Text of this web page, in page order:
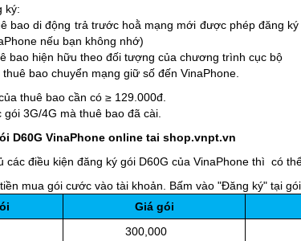
ký:
bao di động trả trước hoằ mạng mới được phép đăng
nếu bạn không nhớ)
bao hiện hữu theo đối tượng của chương trình cục bộ
bao chuyển mạng giữ số đến VinaPhone.
thuê bao cần có ≥ 129.000đ.
3G/4G mà thuê bao đã cài.
D60G VinaPhone online tai shop.vnpt.vn
các điều kiện đăng ký gói D60G của VinaPhone thì có
mua gói cước vào tài khoản.
Bấm vào "Đăng ký" tại
Giá gói
300,000